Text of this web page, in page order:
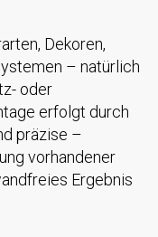
Dekoren,
– natürlich
oder
erfolgt durch
präzise –
vorhandener
Ergebnis